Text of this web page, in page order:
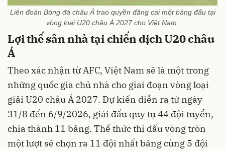
Liên đoàn Bóng đá châu Á trao quyền đăng cai một bảng đấu tại
vòng loại U20 châu Á 2027 cho Việt Nam.
Lợi thế sân nhà tại chiến dịch U20 châu
Á
Theo xác nhận từ AFC, Việt Nam sẽ là một trong
những quốc gia chủ nhà cho giai đoạn vòng loại
giải U20 châu Á 2027. Dự kiến diễn ra từ ngày
31/8 đến 6/9/2026, giải đấu quy tụ 44 đội tuyển,
chia thành 11 bảng. Thể thức thi đấu vòng tròn
một lượt sẽ chọn ra 11 đội nhất bảng cùng 5 đội